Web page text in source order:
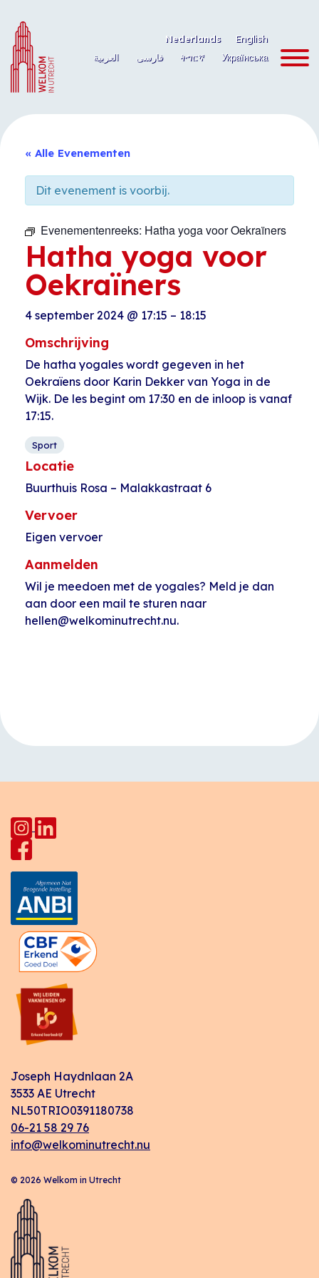
naar
de
inhoud
Nederlands
English
العربية
فارسی ትግርኛ Українська
« Alle Evenementen
Dit evenement is voorbij.
Evenementenreeks: Hatha yoga voor Oekraïners
Hatha yoga voor
Oekraïners
4 september 2024 @ 17:15 – 18:15
Omschrijving
De hatha yogales wordt gegeven in het
Oekraïens door Karin Dekker van Yoga in de
Wijk. De les begint om 17:30 en de inloop is vanaf
17:15.
Sport
Locatie
Buurthuis Rosa – Malakkastraat 6
Vervoer
Eigen vervoer
Aanmelden
Wil je meedoen met de yogales? Meld je dan
aan door een mail te sturen naar
hellen@welkominutrecht.nu.
Joseph Haydnlaan 2A
3533 AE Utrecht
NL50TRIO0391180738
06-21 58 29 76
info@welkominutrecht.nu
© 2026 Welkom in Utrecht